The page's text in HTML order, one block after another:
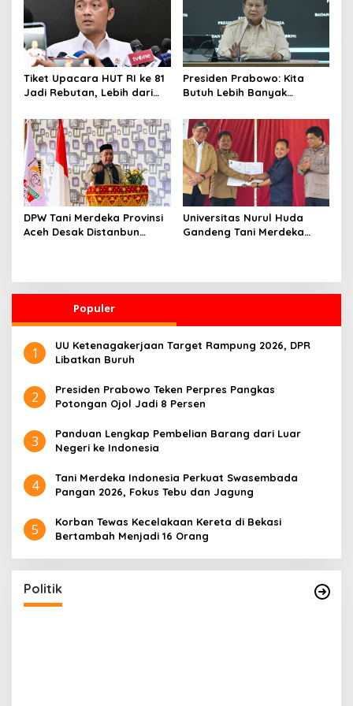
Tiket Upacara HUT RI ke 81
Jadi Rebutan, Lebih dari
dalam Sehari
Presiden Prabowo: Kita
Butuh Lebih Banyak
Sains dan Teknologi
DPW Tani Merdeka Provinsi
Aceh Desak Distanbun
Universitas Nurul Huda
Gandeng Tani Merdeka
Populer
1
UU Ketenagakerjaan Target Rampung 2026, DPR
Libatkan Buruh
2
Presiden Prabowo Teken Perpres Pangkas
Potongan Ojol Jadi 8 Persen
3
Panduan Lengkap Pembelian Barang dari Luar
Negeri ke Indonesia
4
Tani Merdeka Indonesia Perkuat Swasembada
Pangan 2026, Fokus Tebu dan Jagung
5
Korban Tewas Kecelakaan Kereta di Bekasi
Bertambah Menjadi 16 Orang
Politik